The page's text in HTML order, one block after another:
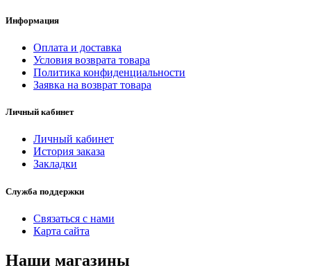
Информация
Оплата и доставка
Условия возврата товара
Политика конфиденциальности
Заявка на возврат товара
Личный кабинет
Личный кабинет
История заказа
Закладки
Служба поддержки
Связаться с нами
Карта сайта
Наши магазины